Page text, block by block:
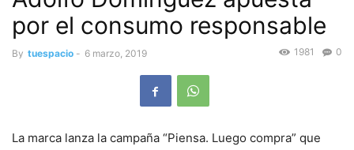
por el consumo responsable
By tuespacio - 6 marzo, 2019 0
1981
La marca lanza la campaña “Piensa. Luego compra” que